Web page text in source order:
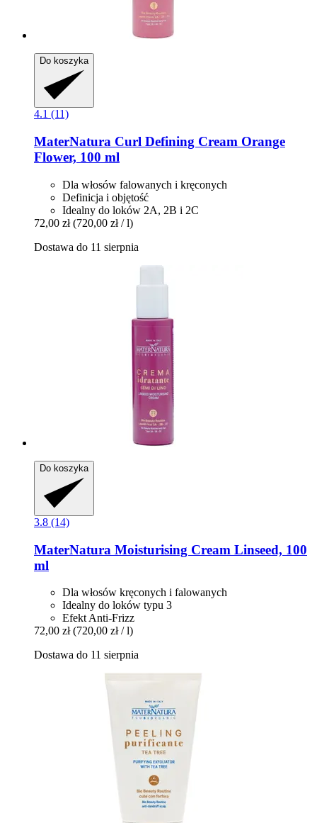
Do koszyka
4.1 (11)
MaterNatura Curl Defining Cream Orange
Flower, 100 ml
Dla włosów falowanych i kręconych
Definicja i objętość
Idealny do loków 2A, 2B i 2C
72,00 zł (720,00 zł / l)
Dostawa do 11 sierpnia
Do koszyka
3.8 (14)
MaterNatura Moisturising Cream Linseed, 100
ml
Dla włosów kręconych i falowanych
Idealny do loków typu 3
Efekt Anti-Frizz
72,00 zł (720,00 zł / l)
Dostawa do 11 sierpnia